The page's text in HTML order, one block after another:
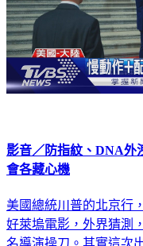
影音／防指紋、DNA
會各藏心機
美國總統川普的北京行
好萊塢電影，外界猜測
名導演操刀。其實這次